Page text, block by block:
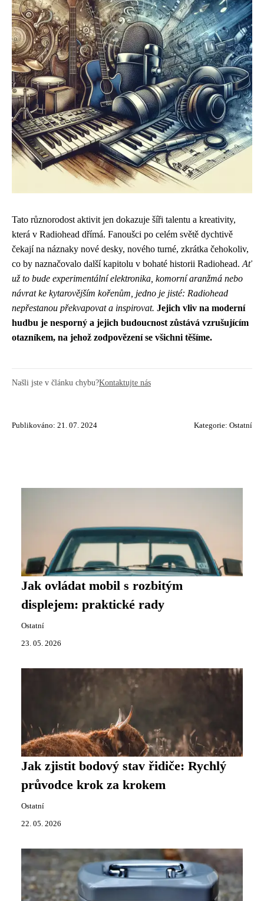
Tato různorodost aktivit jen dokazuje šíři talentu a kreativity,
která v Radiohead dřímá. Fanoušci po celém světě dychtivě
čekají na náznaky nové desky, nového turné, zkrátka čehokoliv,
co by naznačovalo další kapitolu v bohaté historii Radiohead. Ať
už to bude experimentální elektronika, komorní aranžmá nebo
návrat ke kytarovějším kořenům, jedno je jisté: Radiohead
nepřestanou překvapovat a inspirovat. Jejich vliv na moderní
hudbu je nesporný a jejich budoucnost zůstává vzrušujícím
otazníkem, na jehož zodpovězení se všichni těšíme.
Našli jste v článku chybu?Kontaktujte nás
Publikováno: 21. 07. 2024 Kategorie: Ostatní
Jak ovládat mobil s rozbitým
displejem: praktické rady
Ostatní
23. 05. 2026
Jak zjistit bodový stav řidiče: Rychlý
průvodce krok za krokem
Ostatní
22. 05. 2026